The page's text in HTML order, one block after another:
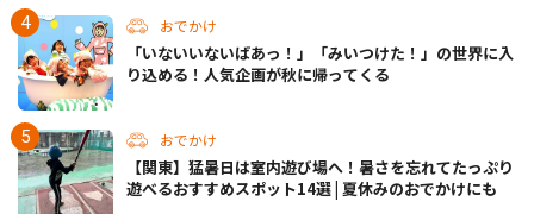
おでかけ
「いないいないばあっ！」「みいつけた！」の世界に入
り込める！人気企画が秋に帰ってくる
おでかけ
【関東】猛暑日は室内遊び場へ！暑さを忘れてたっぷり
遊べるおすすめスポット14選 | 夏休みのおでかけにも